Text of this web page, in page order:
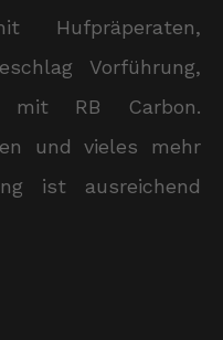
Hufpräperaten,
Vorführung,
mit RB Carbon.
und vieles mehr
ist ausreichend